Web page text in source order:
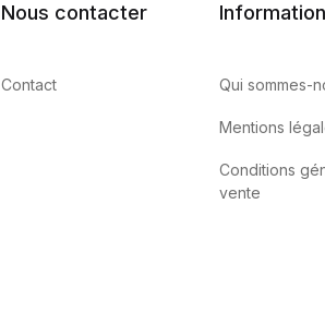
Nous contacter
Contact Qui sommes-
Mentions
Conditions
vente